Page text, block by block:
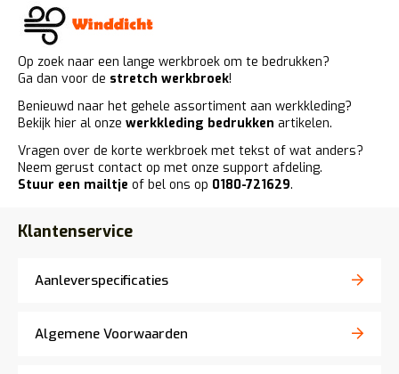
Op zoek naar een lange werkbroek om te bedrukken?
Ga dan voor de stretch werkbroek!
Benieuwd naar het gehele assortiment aan werkkleding?
Bekijk hier al onze werkkleding bedrukken artikelen.
Vragen over de korte werkbroek met tekst of wat anders?
Neem gerust contact op met onze support afdeling.
Stuur een mailtje of bel ons op 0180-721629.
Klantenservice
Aanleverspecificaties
Algemene Voorwaarden